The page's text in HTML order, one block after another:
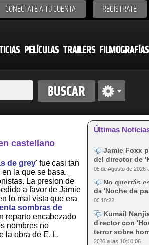
CONÉCTATE A TU CUENTA REGÍSTRATE
PELÍCULAS TRAILERS FILMOGRAFÍAS
castellano
de grey' fue casi tan
la que se basa.
La presion de
a favor de Jamie
lo mal vista que era
sombras de
reparto encabezado
nombres no
la obra de E. L.
Últimas
Jamie Foxx
del director de
05 de Agosto de 2026
No querrás
de 'Noche de
00:10:22
Kumail
director con
terror sobre
2026 a las 10:10:06